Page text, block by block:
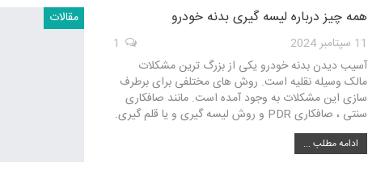
همه چیز درباره لیسه گیری بدنه خودرو
11 سپتامبر 2024
آسیب دیدن بدنه خودرو یکی از بزرگ ترین مشکلات
مالک وسیله نقلیه است. روش های مختلفی برای برطرف
سازی این مشکلات به وجود آمده است. مانند صافکاری
سنتی ، صافکاری PDR و روش لیسه گیری و یا قلم گیری.
ادامه مطلب ...
مقالات